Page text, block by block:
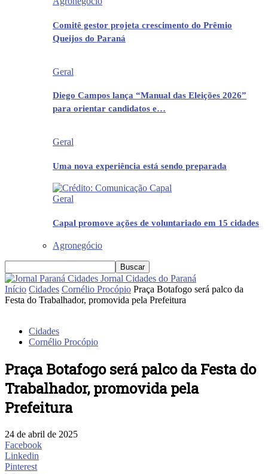
Comitê gestor projeta crescimento do Prêmio
Queijos do Paraná
Geral
Diego Campos lança “Manual das Eleições 2026”
para orientar candidatos e…
Geral
Uma nova experiência está sendo preparada
Geral
Capal promove ações de voluntariado em 15 cidades
Agronegócio
Jornal Cidades do Paraná
Início Cidades Cornélio Procópio Praça Botafogo será palco da
Festa do Trabalhador, promovida pela Prefeitura
Cidades
Cornélio Procópio
Praça Botafogo será palco da Festa do
Trabalhador, promovida pela
Prefeitura
24 de abril de 2025
Facebook
Linkedin
Pinterest